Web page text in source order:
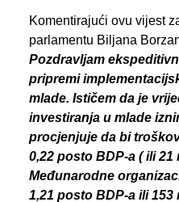
Komentirajući ovu vijest
parlamentu Biljana
Pozdravljam
pripremi
mlade. Ističem da je
investiranja u mlade
procjenjuje da bi
0,22 posto BDP-a ( ili
Međunarodne
1,21 posto BDP-a ili